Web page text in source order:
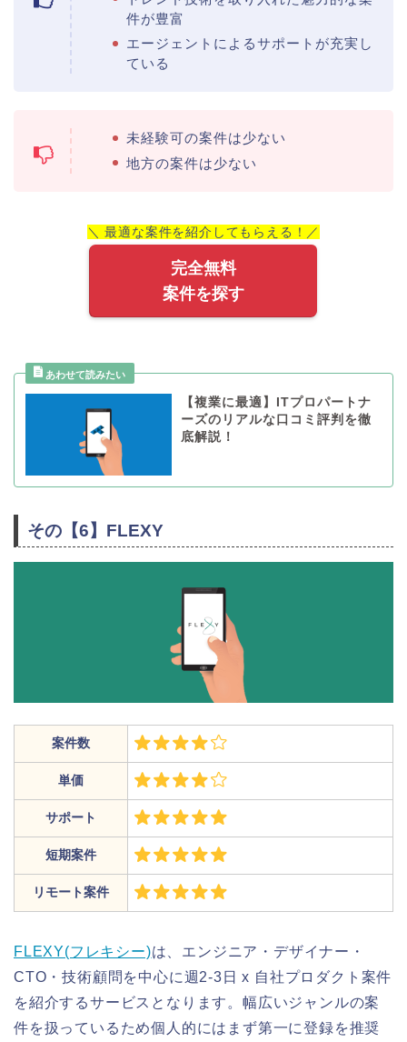
件が豊富
エージェントによるサポートが充実し
ている
未経験可の案件は少ない
地方の案件は少ない
＼ 最適な案件を紹介してもらえる！／
完全無料
案件を探す
【複業に最適】ITプロパートナ
ーズのリアルな口コミ評判を徹
底解説！
その【6】FLEXY
案件数
単価
サポート
短期案件
リモート案件
FLEXY(フレキシー)は、エンジニア・デザイナー・
CTO・技術顧問を中心に週2-3日 x 自社プロダクト案件
を紹介するサービスとなります。幅広いジャンルの案
件を扱っているため個人的にはまず第一に登録を推奨